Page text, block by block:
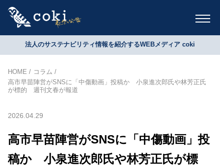
法人のサステナビリティ情報を紹介するWEBメディア coki
HOME
コラム
高市早苗陣営がSNSに「中傷動画」投稿か 小泉進次郎氏や林芳正氏
が標的 週刊文春が報道
2026.04.29
高市早苗陣営がSNSに「中傷動画」投
稿か 小泉進次郎氏や林芳正氏が標